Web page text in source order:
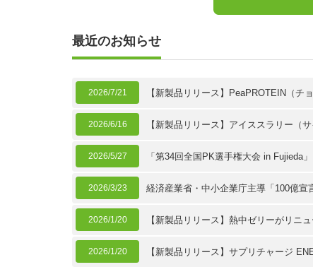
最近のお知らせ
2026/7/21 【新製品リリース】PeaPROTEIN（チ
2026/6/16 【新製品リリース】アイススラリー（
2026/5/27 「第34回全国PK選手権大会 in Fujieda
2026/3/23 経済産業省・中小企業庁主導「100億宣
2026/1/20 【新製品リリース】熱中ゼリーがリニュ
2026/1/20 【新製品リリース】サプリチャージ